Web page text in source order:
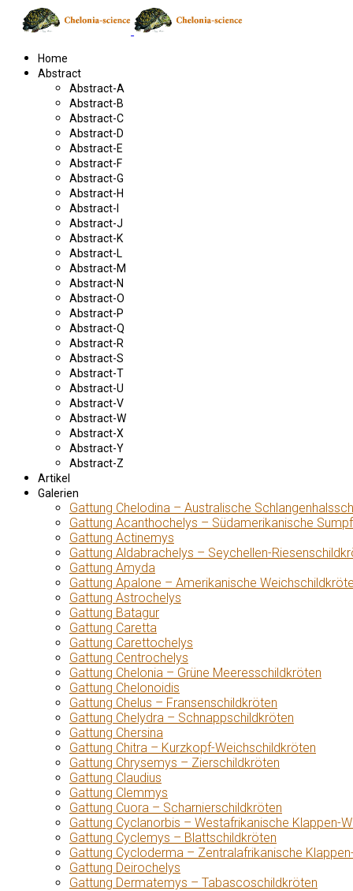
Home
Abstract
Abstract-A
Abstract-B
Abstract-C
Abstract-D
Abstract-E
Abstract-F
Abstract-G
Abstract-H
Abstract-I
Abstract-J
Abstract-K
Abstract-L
Abstract-M
Abstract-N
Abstract-O
Abstract-P
Abstract-Q
Abstract-R
Abstract-S
Abstract-T
Abstract-U
Abstract-V
Abstract-W
Abstract-X
Abstract-Y
Abstract-Z
Artikel
Galerien
Gattung Chelodina – Australische
Gattung Acanthochelys – Südamerikanische
Gattung Actinemys
Gattung Aldabrachelys – Seychellen-
Gattung Amyda
Gattung Apalone – Amerikanische
Gattung Astrochelys
Gattung Batagur
Gattung Caretta
Gattung Carettochelys
Gattung Centrochelys
Gattung Chelonia – Grüne Meeresschildkröten
Gattung Chelonoidis
Gattung Chelus – Fransenschildkröten
Gattung Chelydra – Schnappschildkröten
Gattung Chersina
Gattung Chitra – Kurzkopf-Weichschildkröten
Gattung Chrysemys – Zierschildkröten
Gattung Claudius
Gattung Clemmys
Gattung Cuora – Scharnierschildkröten
Gattung Cyclanorbis – Westafrikanische Klappen-
Gattung Cyclemys – Blattschildkröten
Gattung Cycloderma – Zentralafrikanische
Gattung Deirochelys
Gattung Dermatemys – Tabascoschildkröten